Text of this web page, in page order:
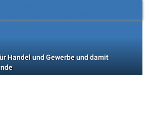
Handel und Gewerbe und damit